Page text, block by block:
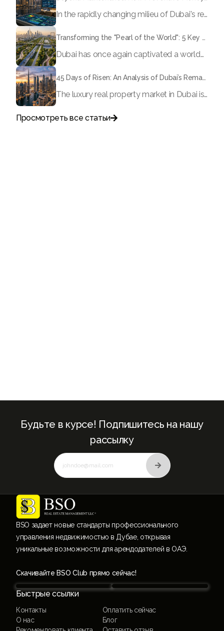
In the rapidly changing milieu of Dubai's real estate sector, the year 2026 has triggered a substantial change in baggage handling practices. We have progressed beyond time when asset handling is simply a matter of "repairing leaks" or "accumulating bills". Currently, prudent businesses, builders and residents expect a more enhanced priority: preventive money governance.
Dubai has once again captivated a worldwide target audience with several groundbreaking mega-works that redefine the boundaries of engineering, sustainability and urban living. As we progress to May 2026, these ventures are evolving from bold ideas into concrete realities, cementing Dubai’s role as a worldwide leader in innovation and smart metropolitan development. From the depths of the ocean to the heights of the skyline, here's a complete examination of 5 massive projects that could currently make the emirate work again.
45 Days of Risen: An Analysis of Dubai’s Remarkable Growth in Ultra-Luxury Real Estate
The luxury real property market in Dubai is experiencing a remarkable upward push, strengthening its position as the leading worldwide hub for high-internet value investors. By the end of April 2026, the market has proven formidable resilience and growth, fueled by a blend of world-class infrastructure, strategic financial policies and a remarkable way of life worldwide Presented below is a complete analysis of the contemporary state of the ultra-luxury sector in Dubai, and the number one factors contributing to this historic momentum.
Просмотреть все статьи
BSO задает новые стандарты профессионального
управления недвижимостью в Дубае, открывая
уникальные возможности для арендодателей в ОАЭ.
Скачивайте BSO Club прямо сейчас!
Быстрые ссылки
Контакты
Оплатить сейчас
О нас
Блог
Будьте в курсе! Подпишитесь на нашу
рассылку